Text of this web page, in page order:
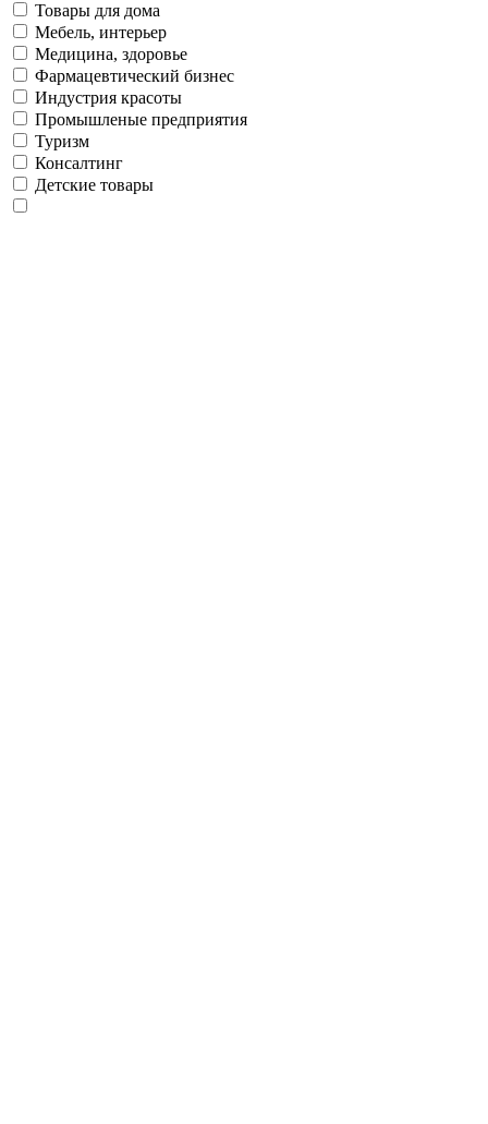
Товары для дома
Мебель, интерьер
Медицина, здоровье
Фармацевтический бизнес
Индустрия красоты
Промышленые предприятия
Туризм
Консалтинг
Детские товары